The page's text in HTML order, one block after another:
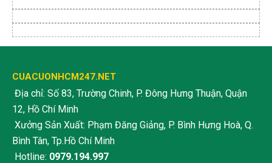
CUACUONHCM247.NET
Địa chỉ: Số 83, Trường Chinh, P. Đông Hưng Thuận, Quận
12, Hồ Chí Minh
Xưởng Sản Xuất: Phạm Đăng Giảng, P. Bình Hưng Hoà, Q.
Bình Tân, Tp.Hồ Chí Minh
Hotline: 0979.194.997